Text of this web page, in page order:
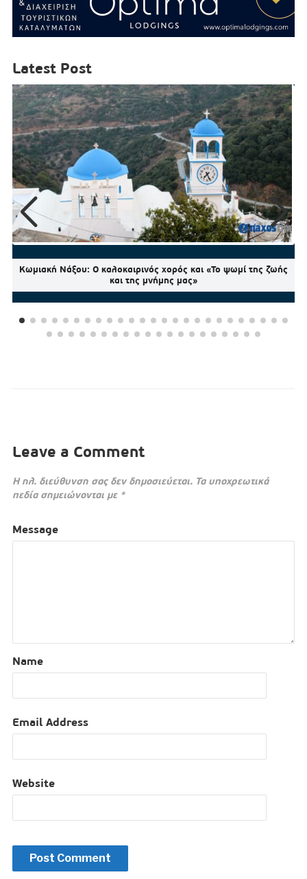
Latest Post
Κωμιακή Νάξου: Ο καλοκαιρινός χορός και «Το ψωμί της ζωής
και της μνήμης μας»
Leave a Comment
Η ηλ. διεύθυνση σας δεν δημοσιεύεται. Τα υποχρεωτικά
πεδία σημειώνονται με *
Message
Name
Email Address
Website